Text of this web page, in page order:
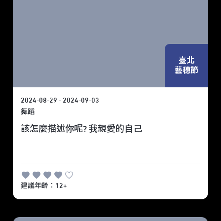
臺北
藝穗節
2024-08-29 - 2024-09-03
舞蹈
該怎麼描述你呢? 我親愛的自己
建議年齡：12+